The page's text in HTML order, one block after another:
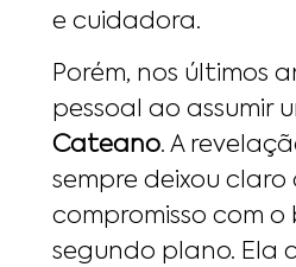
e cuidadora.
Porém, nos últimos
pessoal ao assumir
Cateano. A
sempre deixou
compromisso com
segundo plano. Ela